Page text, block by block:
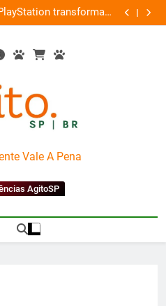
transformam
arena gamer gratuita
Busch
Vale A Pena
AgitoSP